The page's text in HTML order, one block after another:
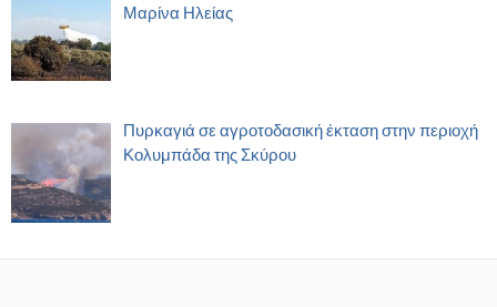
Μαρίνα Ηλείας
Πυρκαγιά σε αγροτοδασική έκταση στην περιοχή
Κολυμπάδα της Σκύρου